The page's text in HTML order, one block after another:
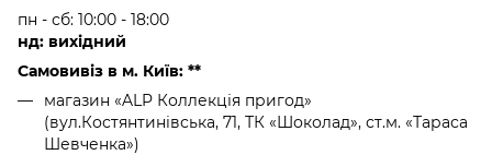
пн - сб: 10:00 - 18:00
нд: вихідний
Самовивіз в м. Київ: **
магазин «ALP Коллекція пригод»
(вул.Костянтинівська, 71, ТК «Шоколад», ст.м. «Тараса
Шевченка»)